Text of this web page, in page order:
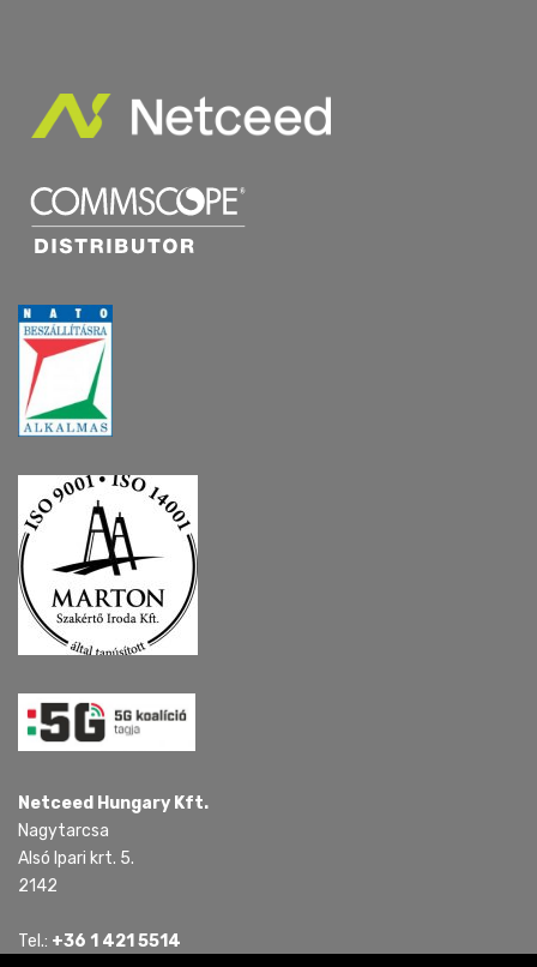
Netceed Hungary Kft.
Nagytarcsa
Alsó Ipari krt. 5.
2142
Tel.: +36 1 421 5514